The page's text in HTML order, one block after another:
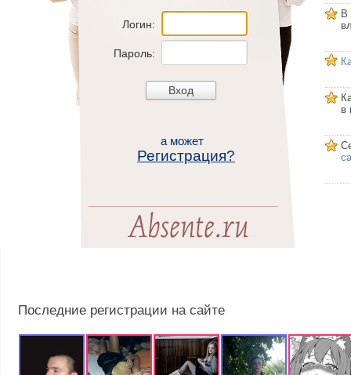
Логин:
Пароль:
а может
Регистрация?
В
в
Последние регистрации на сайте